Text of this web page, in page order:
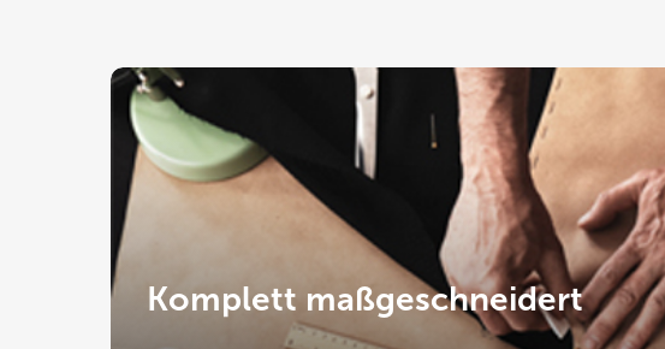
Komplett maßgeschneidert